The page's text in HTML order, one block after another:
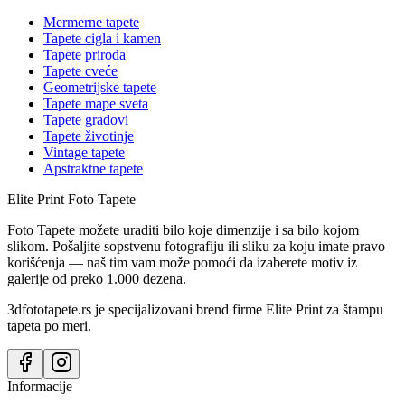
Mermerne tapete
Tapete cigla i kamen
Tapete priroda
Tapete cveće
Geometrijske tapete
Tapete mape sveta
Tapete gradovi
Tapete životinje
Vintage tapete
Apstraktne tapete
Elite Print Foto Tapete
Foto Tapete možete uraditi bilo koje dimenzije i sa bilo kojom
slikom. Pošaljite sopstvenu fotografiju ili sliku za koju imate pravo
korišćenja — naš tim vam može pomoći da izaberete motiv iz
galerije od preko 1.000 dezena.
3dfototapete.rs je specijalizovani brend firme Elite Print za štampu
tapeta po meri.
Informacije